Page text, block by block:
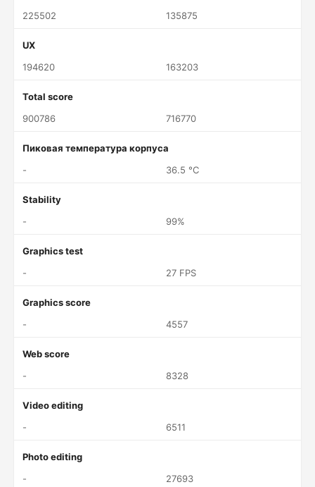
225502
135875
UX
194620
163203
Total score
900786
716770
Пиковая температура корпуса
-
36.5 °C
Stability
-
99%
Graphics test
-
27 FPS
Graphics score
-
4557
Web score
-
8328
Video editing
-
6511
Photo editing
-
27693